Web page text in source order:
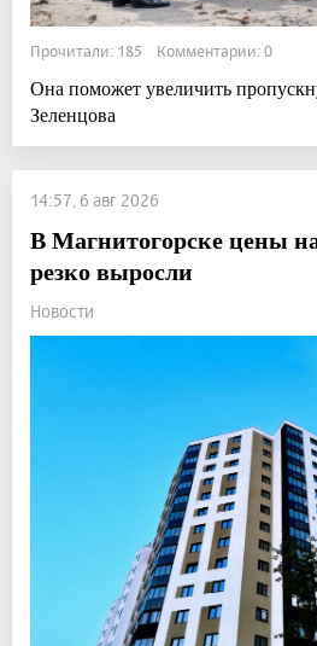
Прочитали: 185 Комментарии: 0
Она поможет увеличить
Зеленцова
14:57, 6 авг 2026
В Магнитогорске цены
резко выросли
Новости